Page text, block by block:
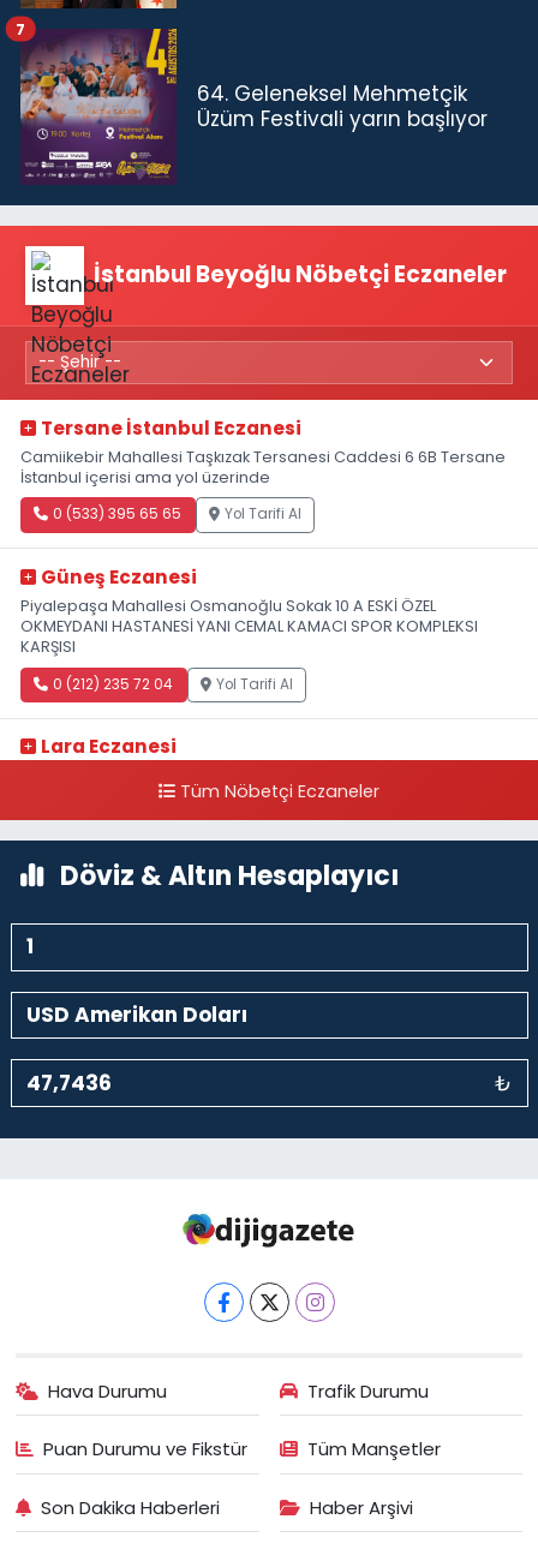
64. Geleneksel Mehmetçik
Üzüm Festivali yarın başlıyor
7
İstanbul Beyoğlu Nöbetçi Eczaneler
Tersane İstanbul Eczanesi
Camiikebir Mahallesi Taşkızak Tersanesi Caddesi 6 6B Tersane
İstanbul içerisi ama yol üzerinde
0 (533) 395 65 65 Yol Tarifi Al
Güneş Eczanesi
Piyalepaşa Mahallesi Osmanoğlu Sokak 10 A ESKİ ÖZEL
OKMEYDANI HASTANESİ YANI CEMAL KAMACI SPOR KOMPLEKSI
KARŞISI
0 (212) 235 72 04 Yol Tarifi Al
Lara Eczanesi
HASTANESİ KARŞISI
Tüm Nöbetçi Eczaneler
Döviz & Altın Hesaplayıcı
₺
Hava Durumu Trafik Durumu
Puan Durumu ve Fikstür Tüm Manşetler
Son Dakika Haberleri Haber Arşivi